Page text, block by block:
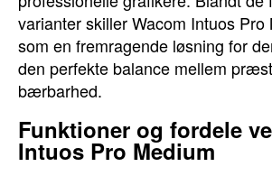
varianter skiller Wacom Intuos Pro
som en fremragende løsning for
den perfekte balance mellem
bærbarhed.
Funktioner og fordele
Intuos Pro Medium